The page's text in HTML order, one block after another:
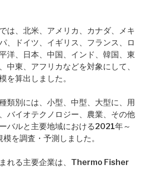
は、北米、アメリカ、カナダ、メキ
、ドイツ、イギリス、フランス、ロ
洋、日本、中国、インド、韓国、東
中東、アフリカなどを対象にして、
を算出しました。
類別には、小型、中型、大型に、用
バイオテクノロジー、農業、その他
バルと主要地域における2021年～
を調査・予測しました。
れる主要企業は、Thermo Fisher